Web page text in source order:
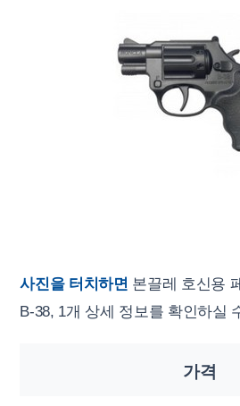
사진을 터치하면 본끌레 호신용
B-38, 1개 상세 정보를 확인하실
가격